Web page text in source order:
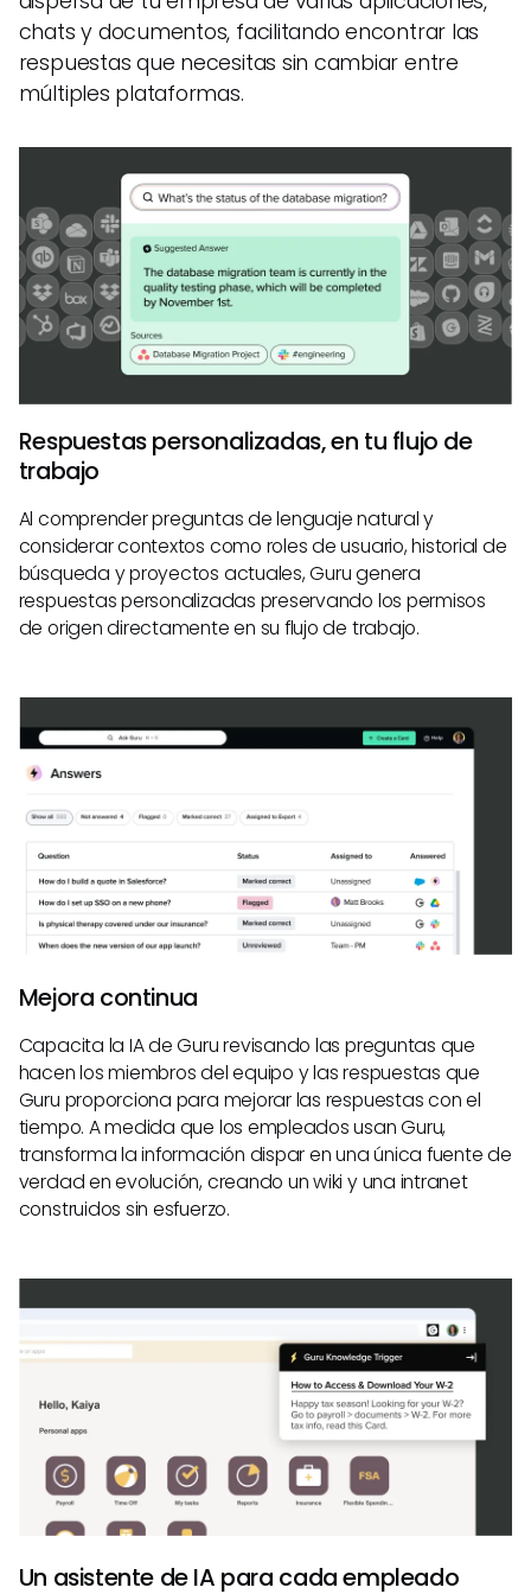
chats y documentos, facilitando encontrar las
respuestas que necesitas sin cambiar entre
múltiples plataformas.
Respuestas personalizadas, en tu flujo de
trabajo
Al comprender preguntas de lenguaje natural y
considerar contextos como roles de usuario, historial de
búsqueda y proyectos actuales, Guru genera
respuestas personalizadas preservando los permisos
de origen directamente en su flujo de trabajo.
Mejora continua
Capacita la IA de Guru revisando las preguntas que
hacen los miembros del equipo y las respuestas que
Guru proporciona para mejorar las respuestas con el
tiempo. A medida que los empleados usan Guru,
transforma la información dispar en una única fuente de
verdad en evolución, creando un wiki y una intranet
construidos sin esfuerzo.
Un asistente de IA para cada empleado